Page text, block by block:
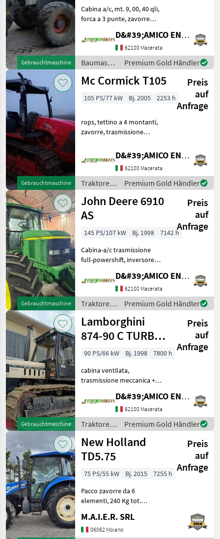
Gebrauchtmaschine
Cabina a/c, mt. 9, 00, 40 qli,
forca a 3 punte, zavorre
ore attualmente + ponte
anteriore Revisionato)
Baumaschinen
Teleskoplader
D&#39;AMICO ENGLES SRL
62100 Macerata
Baumaschinen
/ Claas
Premium Gold Händler
Gebrauchtmaschine
Mc Cormick T105
Preis
auf
Anfrage
105 PS/77 kW Bj. 2005 2253 h
rops, tettino a 4 montanti,
zavorre, trasmissione
meccanico, n.4 distributori,
meccanico Traktoren
D&#39;AMICO ENGLES SRL
62100 Macerata
Traktoren
/
McCormick
Premium Gold Händler
Gebrauchtmaschine
John Deere 6910
AS
Preis
auf
Anfrage
145 PS/107 kW Bj. 1998
7142 h
Cabina-a/c trasmissione
full-powershift, inversore
sollevamento elettronico,
n.3 distributori, frenatura
pneumatica, gancio D3,
terzo punto meccani
D&#39;AMICO ENGLES SRL
62100 Macerata
Traktoren
/ John
Deere
Premium Gold Händler
Gebrauchtmaschine
Lamborghini
874-90 C TURBO
ERGOMATIC 1998
90 7800 SI
Preis
auf
Anfrage
90 PS/66 kW Bj. 1998
7800 h
cabina ventilata,
trasmissione meccanica +
meccanico, sollevamento
mezza marcia meccanica,
acceleratore elettr
D&#39;AMICO ENGLES SRL
62100 Macerata
Traktoren
/
Lamborghini
Premium Gold Händler
New Holland
TD5.75
Preis
auf
Anfrage
75 PS/55 kW Bj. 2015
7255 h
Pacco zavorre da 6
elementi, 240 Kg tot.
Traktoren
M.A.I.E.R. SRL
06062 Moiano